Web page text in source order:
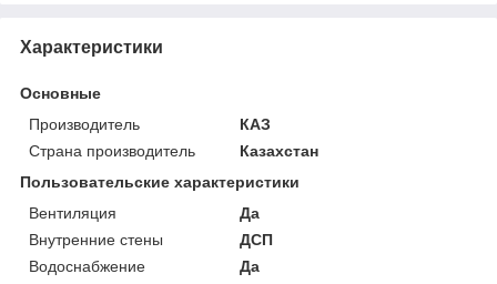
Характеристики
Основные
Производитель
КАЗ
Страна производитель
Казахстан
Пользовательские характеристики
Вентиляция
Да
Внутренние стены
ДСП
Водоснабжение
Да